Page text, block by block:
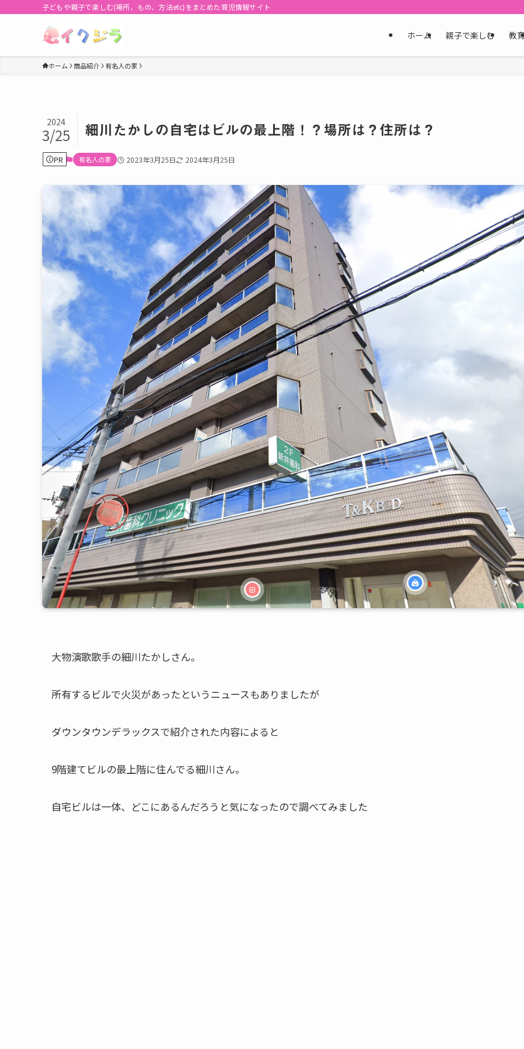
子どもや親子で楽しむ(場所、もの、方法etc)をまとめた育児情報サイト
ホーム 親子で楽しむ 教
ホーム 商品紹介 有名人の家
細川たかしの自宅はビルの最上階！？場所は？住所は？
2024
3/25
PR 有名人の家 2023年3月25日 2024年3月25日
大物演歌歌手の細川たかしさん。
所有するビルで火災があったというニュースもありましたが
ダウンタウンデラックスで紹介された内容によると
9階建てビルの最上階に住んでる細川さん。
自宅ビルは一体、どこにあるんだろうと気になったので調べてみました